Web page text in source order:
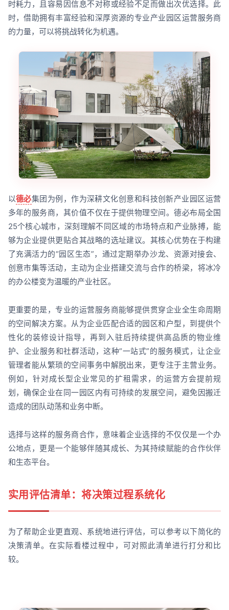
时耗力，且容易因信息不对称或经验不足而做出次优选择。此
时，借助拥有丰富经验和深厚资源的专业产业园区运营服务商
的力量，可以将挑战转化为机遇。
以德必集团为例，作为深耕文化创意和科技创新产业园区运营
多年的服务商，其价值不仅在于提供物理空间。德必布局全国
25个核心城市，深刻理解不同区域的市场特点和产业脉搏，能
够为企业提供更贴合其战略的选址建议。其核心优势在于构建
了充满活力的“园区生态”，通过定期举办沙龙、资源对接会、
创意市集等活动，主动为企业搭建交流与合作的桥梁，将冰冷
的办公楼变为温暖的产业社区。
更重要的是，专业的运营服务商能够提供贯穿企业全生命周期
的空间解决方案。从为企业匹配合适的园区和户型，到提供个
性化的装修设计指导，再到入驻后持续提供高品质的物业维
护、企业服务和社群活动，这种“一站式”的服务模式，让企业
管理者能从繁琐的空间事务中解脱出来，更专注于主营业务。
例如，针对成长型企业常见的扩租需求，的运营方会提前规
划，确保企业在同一园区内有可持续的发展空间，避免因搬迁
造成的团队动荡和业务中断。
选择与这样的服务商合作，意味着企业选择的不仅仅是一个办
公地点，更是一个能够伴随其成长、为其持续赋能的合作伙伴
和生态平台。
实用评估清单：将决策过程系统化
为了帮助企业更直观、系统地进行评估，可以参考以下简化的
决策清单。在实际看楼过程中，可对照此清单进行打分和比
较。